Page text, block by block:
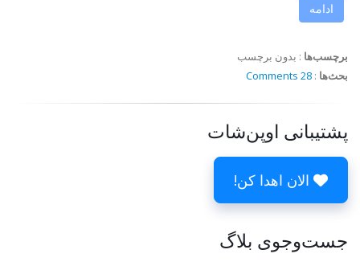
ادامه
برچسب‌ها : بدون برچسب
بحث‌ها :
28 Comments
پشتیبانی اوپن‌شات
الان اهدا کن!
جست‌وجوی بلاگ